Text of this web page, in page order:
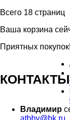
Всего 18 страниц
Ваша корзина
Приятных покупок!
КОНТАКТЫ
Владимир
atbbv@bk.ru